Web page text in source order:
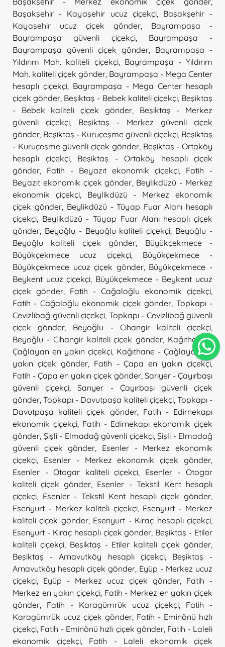
Başakşehir - Kayaşehir ucuz çiçekçi, Başakşehir -
Kayaşehir ucuz çiçek gönder
Bayrampaşa -
Bayrampaşa güvenli çiçekçi, Bayrampaşa -
Bayrampaşa güvenli çiçek gönder
Bayrampaşa -
Yıldırım Mah. kaliteli çiçekçi, Bayrampaşa - Yıldırım
Mah. kaliteli çiçek gönder Bayrampaşa - Mega Center
hesaplı çiçekçi, Bayrampaşa - Mega Center hesaplı
çiçek gönder Beşiktaş - Bebek kaliteli çiçekçi, Beşiktaş
- Bebek kaliteli çiçek gönder, Beşiktaş - Merkez
güvenli çiçekçi
Beşiktaş - Merkez güvenli çiçek
gönder Beşiktaş - Kuruçeşme güvenli çiçekçi Beşiktaş
- Kuruçeşme güvenli çiçek gönder, Beşiktaş - Ortaköy
hesaplı çiçekçi, Beşiktaş - Ortaköy hesaplı çiçek
gönder
Fatih - Beyazıt ekonomik çiçekçi
Fatih -
Beyazıt ekonomik çiçek gönder Beylikdüzü - Merkez
ekonomik çiçekçi, Beylikdüzü - Merkez ekonomik
çiçek gönder, Beylikdüzü - Tüyap Fuar Alanı hesaplı
çiçekçi Beylikdüzü - Tüyap Fuar Alanı hesaplı çiçek
gönder Beyoğlu - Beyoğlu kaliteli çiçekçi Beyoğlu -
Beyoğlu kaliteli çiçek gönder
Büyükçekmece -
Büyükçekmece ucuz çiçekçi, Büyükçekmece -
Büyükçekmece ucuz çiçek gönder, Büyükçekmece -
Beykent ucuz çiçekçi Büyükçekmece - Beykent ucuz
çiçek gönder
Fatih - Cağaloğlu ekonomik çiçekçi
Fatih - Cağaloğlu ekonomik çiçek gönder Topkapı -
Cevizlibağ güvenli çiçekçi Topkapı - Cevizlibağ güvenli
çiçek gönder
Beyoğlu - Cihangir kaliteli çiçekçi
Beyoğlu - Cihangir kaliteli çiçek gönder Kağıthane -
Çağlayan en yakın çiçekçi Kağıthane - Çağlayan en
yakın çiçek gönder, Fatih - Çapa en yakın çiçekçi,
Fatih - Çapa en yakın çiçek gönder Sarıyer - Çayırbaşı
güvenli çiçekçi ,Sarıyer - Çayırbaşı güvenli çiçek
gönder ,Topkapı - Davutpaşa kaliteli çiçekçi, Topkapı -
Davutpaşa kaliteli çiçek gönder, Fatih - Edirnekapı
ekonomik çiçekçi Fatih - Edirnekapı ekonomik çiçek
gönder Şişli - Elmadağ güvenli çiçekçi, Şişli - Elmadağ
güvenli çiçek gönder
Esenler - Merkez ekonomik
çiçekçi
Esenler - Merkez ekonomik çiçek gönder
Esenler - Otogar kaliteli çiçekçi
Esenler - Otogar
kaliteli çiçek gönder
Esenler - Tekstil Kent hesaplı
çiçekçi
Esenler - Tekstil Kent hesaplı çiçek gönder
Esenyurt - Merkez kaliteli çiçekçi, Esenyurt - Merkez
kaliteli çiçek gönder, Esenyurt - Kıraç hesaplı çiçekçi
Esenyurt - Kıraç hesaplı çiçek gönder Beşiktaş - Etiler
kaliteli çiçekçi, Beşiktaş - Etiler kaliteli çiçek gönder
Beşiktaş - Arnavutköy hesaplı çiçekçi, Beşiktaş -
Arnavutköy hesaplı çiçek gönder Eyüp - Merkez ucuz
çiçekçi
Eyüp - Merkez ucuz çiçek gönder
Fatih -
Merkez en yakın çiçekçi Fatih - Merkez en yakın çiçek
gönder
Fatih - Karagümrük ucuz çiçekçi
Fatih -
Karagümrük ucuz çiçek gönder Fatih - Eminönü hızlı
çiçekçi Fatih - Eminönü hızlı çiçek gönder Fatih - Laleli
ekonomik çiçekçi, Fatih - Laleli ekonomik çiçek